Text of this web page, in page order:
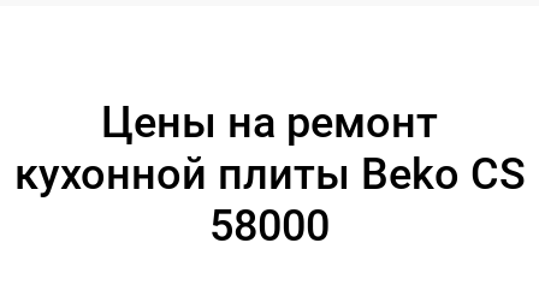
Цены на ремонт
кухонной плиты Beko CS
58000